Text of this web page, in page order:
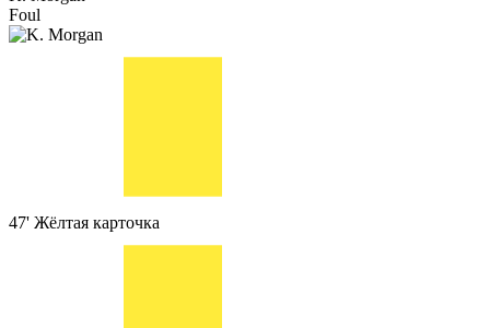
Foul
47' Жёлтая карточка